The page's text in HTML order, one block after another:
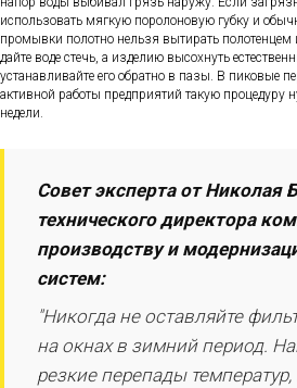
использовать мягкую поролоновую губку и
промывки полотно нельзя вытирать
дайте воде стечь, а изделию высохнуть
устанавливайте его обратно в пазы. В пиковые
активной работы предприятий такую процедуру
недели.
Совет эксперта от Николая
технического директора
производству и
систем:
"Никогда не оставляйте
на окнах в зимний период.
резкие перепады